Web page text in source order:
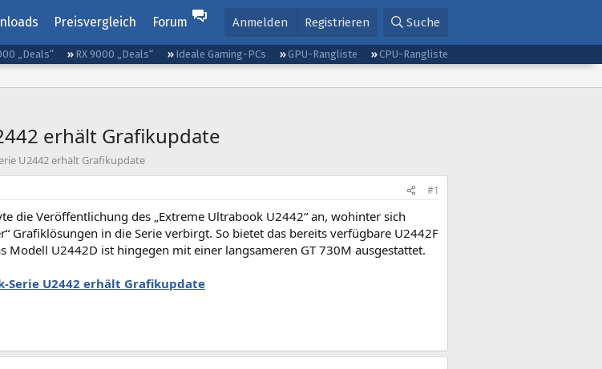
Preisvergleich Forum Anmelden Registrieren Suche
„Deals“ RX 9000 „Deals“ Ideale Gaming-PCs GPU-Rangliste
CPU-Rangliste
erhält Grafikupdate
U2442 erhält Grafikupdate
#1
die Veröffentlichung des „Extreme Ultrabook U2442“ an, wohinter sich
Grafiklösungen in die Serie verbirgt. So bietet das bereits verfügbare U2442F
Modell U2442D ist hingegen mit einer langsameren GT 730M ausgestattet.
Serie U2442 erhält Grafikupdate